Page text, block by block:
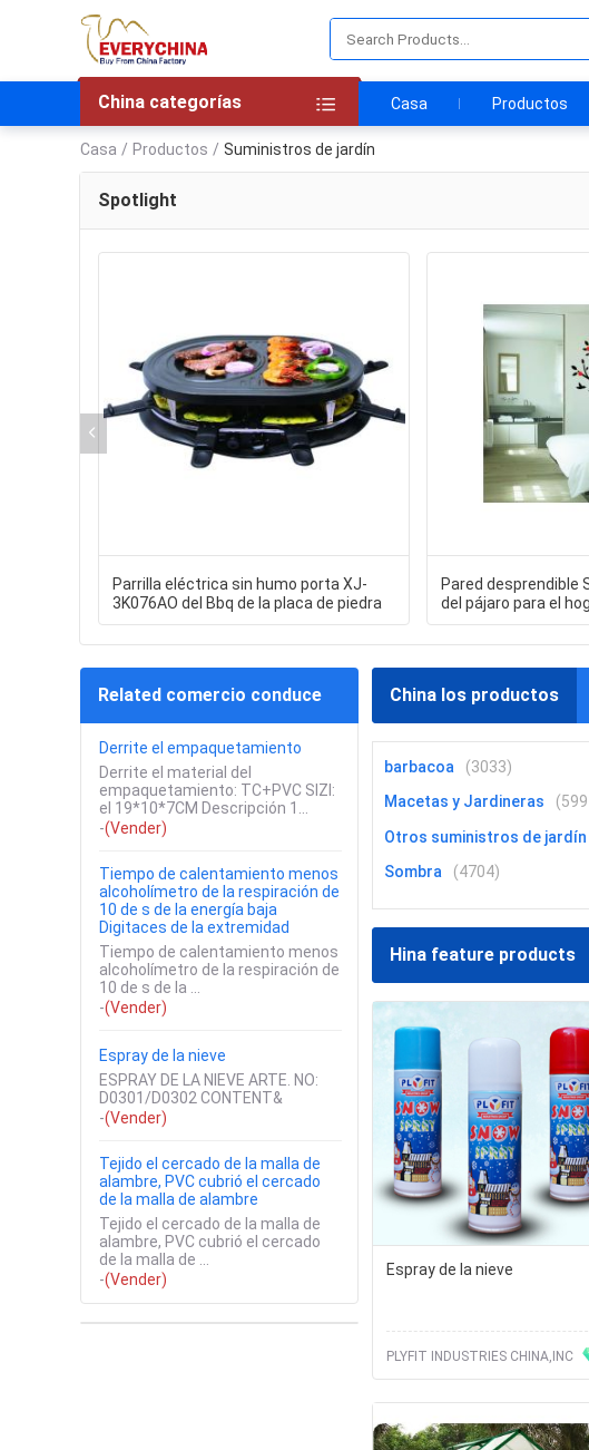
China categorías Casa Productos
Casa / Productos / Suministros de jardín
Spotlight
Parrilla eléctrica sin humo porta XJ-
3K076AO del Bbq de la placa de piedra
Pared desprendible
del pájaro para el
Related comercio conduce
Derrite el empaquetamiento
Derrite el material del
empaquetamiento: TC+PVC SIZI:
el 19*10*7CM Descripción 1...
-(Vender)
Tiempo de calentamiento menos
alcoholímetro de la respiración de
10 de s de la energía baja
Digitaces de la extremidad
Tiempo de calentamiento menos
alcoholímetro de la respiración de
10 de s de la ...
-(Vender)
Espray de la nieve
ESPRAY DE LA NIEVE ARTE. NO:
D0301/D0302 CONTENT&
-(Vender)
Tejido el cercado de la malla de
alambre, PVC cubrió el cercado
de la malla de alambre
Tejido el cercado de la malla de
alambre, PVC cubrió el cercado
de la malla de ...
-(Vender)
China los productos
barbacoa (3033)
Macetas y Jardineras
Otros suministros de jardín
Sombra
(4704)
Hina feature products
Espray de la nieve
PLYFIT INDUSTRIES CHINA,INC